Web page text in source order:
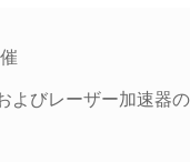
びレーザー加速器の